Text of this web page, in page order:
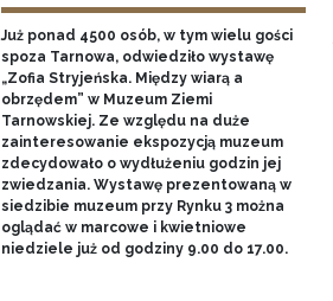
Już ponad 4500 osób, w tym wielu gości
spoza Tarnowa, odwiedziło wystawę
„Zofia Stryjeńska. Między wiarą a
obrzędem” w Muzeum Ziemi
Tarnowskiej. Ze względu na duże
zainteresowanie ekspozycją muzeum
zdecydowało o wydłużeniu godzin jej
zwiedzania. Wystawę prezentowaną w
siedzibie muzeum przy Rynku 3 można
oglądać w marcowe i kwietniowe
niedziele już od godziny 9.00 do 17.00.